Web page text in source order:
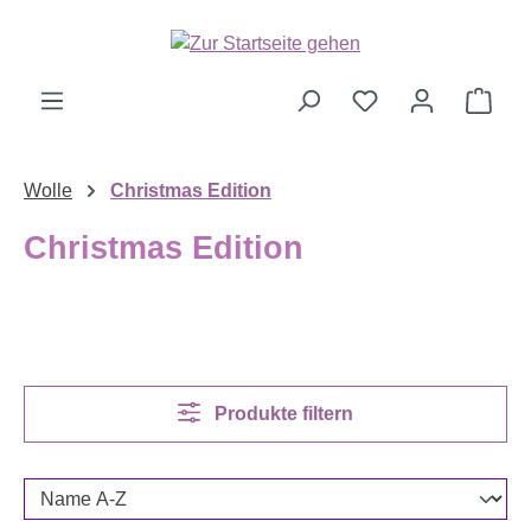
Zum Hauptinhalt springen
Wolle Christmas Edition
Christmas Edition
Produkte filtern